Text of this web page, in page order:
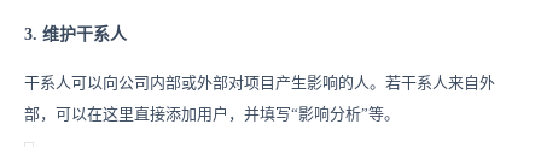
3. 维护干系人
干系人可以向公司内部或外部对项目产生影响的人。若干系人来自外
部，可以在这里直接添加用户，并填写“影响分析”等。